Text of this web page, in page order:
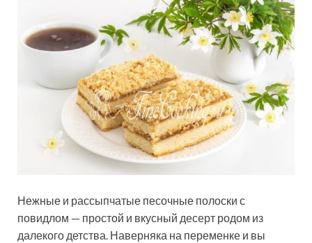
Нежные и рассыпчатые песочные полоски с
повидлом — простой и вкусный десерт родом из
далекого детства. Наверняка на переменке и вы